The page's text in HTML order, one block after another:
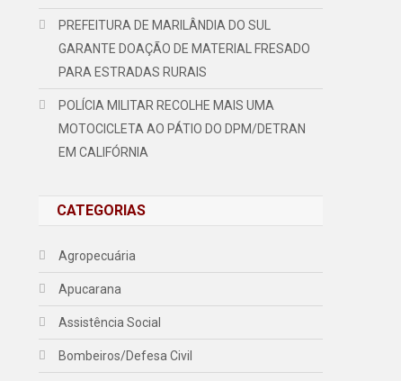
PREFEITURA DE MARILÂNDIA DO SUL
GARANTE DOAÇÃO DE MATERIAL FRESADO
PARA ESTRADAS RURAIS
POLÍCIA MILITAR RECOLHE MAIS UMA
MOTOCICLETA AO PÁTIO DO DPM/DETRAN
EM CALIFÓRNIA
CATEGORIAS
Agropecuária
Apucarana
Assistência Social
Bombeiros/Defesa Civil